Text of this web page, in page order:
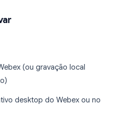
(ou gravação local
desktop do Webex ou no